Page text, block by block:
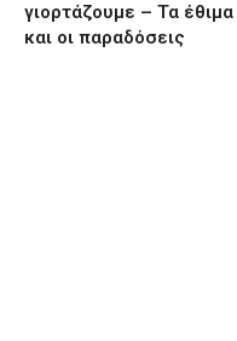
γιορτάζουμε – Τα έθιμα
και οι παραδόσεις